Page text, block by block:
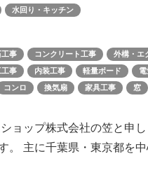
水回り・キッチン
工事 コンクリート工事 外構・エ
工事 内装工事 軽量ボード
コンロ 換気扇 家具工事 窓
ョップ株式会社の笠と申
。 主に千葉県・東京都を